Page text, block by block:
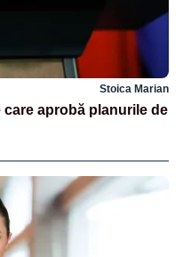
Stoica Marian
aprobă planurile de